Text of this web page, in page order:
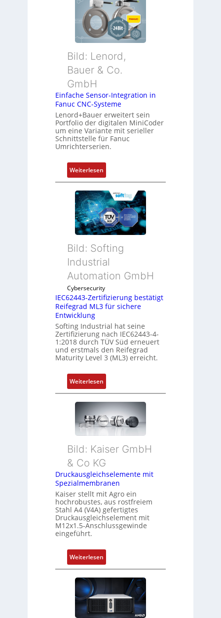
a
h
t
l
s
t
e
g
r
a
t
i
o
n
v
o
n
A
G
V
u
n
d
o
b
t
i
k
Bild: Lenord,
Bauer & Co.
GmbH
Einfache Sensor-Integration in
Fanuc CNC-Systeme
Lenord+Bauer erweitert sein
Portfolio der digitalen MiniCoder
um eine Variante mit serieller
Schnittstelle für Fanuc
Umrichterserien.
Weiterlesen:
E
i
n
f
a
c
h
e
S
e
s
o
-
I
n
t
g
r
t
i
o
i
n
F
a
n
u
c
C
S
t
m
Bild: Softing
Industrial
Automation GmbH
Cybersecurity
IEC62443-Zertifizierung bestätigt
Reifegrad ML3 für sichere
Entwicklung
Softing Industrial hat seine
Zertifizierung nach IEC62443-4-
1:2018 durch TÜV Süd erneuert
und erstmals den Reifegrad
Maturity Level 3 (ML3) erreicht.
Weiterlesen:
I
E
C
6
4
3
-
Z
e
r
t
i
z
i
e
u
Bild: Kaiser GmbH
& Co KG
Druckausgleichselemente mit
Spezialmembranen
Kaiser stellt mit Agro ein
hochrobustes, aus rostfreiem
Stahl A4 (V4A) gefertigtes
Druckausgleichselement mit
M12x1.5-Anschlussgewinde
eingeführt.
Weiterlesen:
D
r
u
c